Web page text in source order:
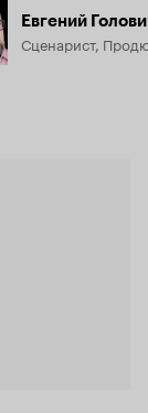
Евгений
Сценарист,